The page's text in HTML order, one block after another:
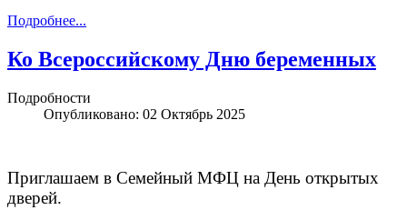
Подробнее...
Ко Всероссийскому Дню беременных
Подробности
Опубликовано: 02 Октябрь 2025
Приглашаем в Семейный МФЦ на День открытых
дверей.